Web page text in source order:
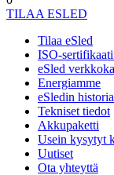
TILAA ESLED
Tilaa eSled
ISO-
eSled
Energiamme
eSledin historia
Tekniset tiedot
Akkupaketti
Usein kysytyt
Uutiset
Ota yhteyttä